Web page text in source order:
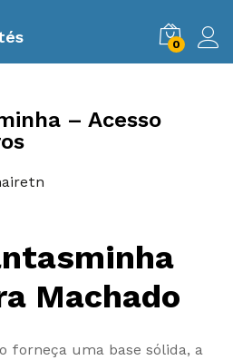
0
– Acesso
Machado
forneça uma base sólida, a